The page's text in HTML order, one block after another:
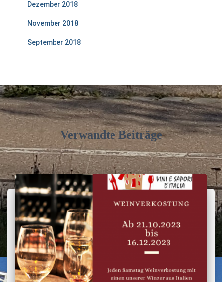
Dezember 2018
November 2018
September 2018
Verwandte Beiträge